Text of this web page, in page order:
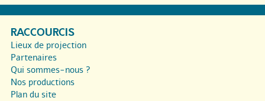
RACCOURCIS
Lieux de projection
Partenaires
Qui sommes-nous ?
Nos productions
Plan du site